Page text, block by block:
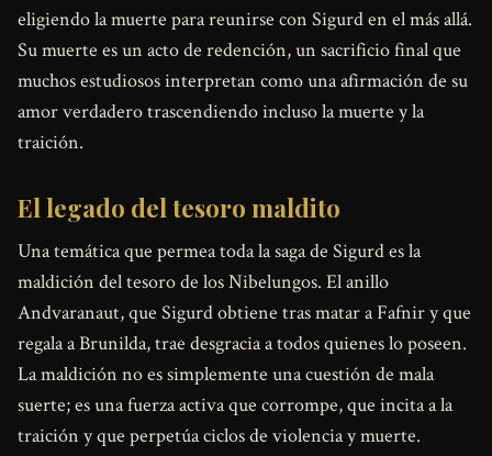
eligiendo la muerte para reunirse con Sigurd en el más allá.
Su muerte es un acto de redención, un sacrificio final que
muchos estudiosos interpretan como una afirmación de su
amor verdadero trascendiendo incluso la muerte y la
traición.
El legado del tesoro maldito
Una temática que permea toda la saga de Sigurd es la
maldición del tesoro de los Nibelungos. El anillo
Andvaranaut, que Sigurd obtiene tras matar a Fafnir y que
regala a Brunilda, trae desgracia a todos quienes lo poseen.
La maldición no es simplemente una cuestión de mala
suerte; es una fuerza activa que corrompe, que incita a la
traición y que perpetúa ciclos de violencia y muerte.